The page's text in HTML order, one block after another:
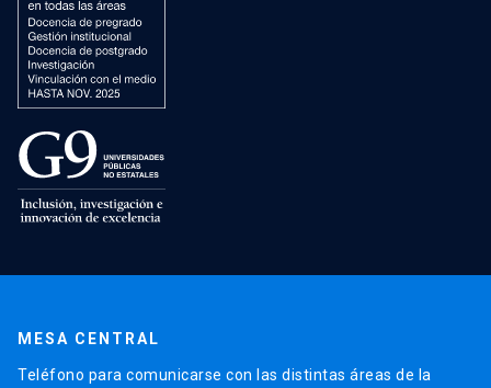
MESA CENTRAL
Teléfono para comunicarse con las distintas áreas de la